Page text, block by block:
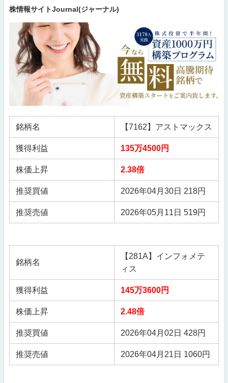
株情報サイトJournal(ジャーナル)
銘柄名 【7162】アストマックス
獲得利益 135万4500円
株価上昇 2.38倍
推奨買値 2026年04月30日 218円
推奨売値 2026年05月11日 519円
銘柄名
【281A】インフォメテ
ィス
獲得利益 145万3600円
株価上昇 2.48倍
推奨買値 2026年04月02日 428円
推奨売値 2026年04月21日 1060円